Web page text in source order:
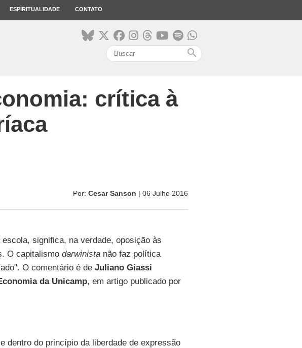
ESPIRITUALIDADE CONTATO
search
crítica à
Por: Cesar Sanson | 06 Julho 2016
significa, na verdade, oposição às
O capitalismo darwinistanão faz política
O comentário é deJuliano Giassi
da Unicamp, em artigo publicado por
dentro do princípio da liberdade de expressão